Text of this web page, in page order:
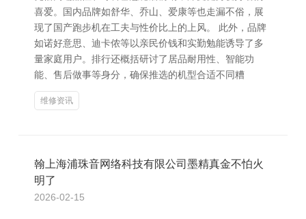
喜爱。国内品牌如舒华、乔山、爱康等也走漏不俗，展
现了国产跑步机在工夫与性价比上的上风。 此外，品牌
如诺好意思、迪卡侬等以亲民价钱和实勤勉能诱导了多
量家庭用户。排行还概括研讨了居品耐用性、智能功
能、售后做事等身分，确保推选的机型合适不同糟
维修资讯
翰上海浦珠音网络科技有限公司墨精真金不怕火
明了
2026-02-15